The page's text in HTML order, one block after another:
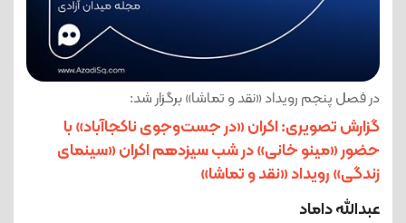
در فصل پنجم رویداد «نقد و تماشا» برگزار شد:
گزارش تصویری: اکران «در جست‌وجوی ناکجاآباد» با
حضور «مینو خانی» در شب سیزدهم اکران «سینمای
زندگی» رویداد «نقد و تماشا»
عبدالله داماد